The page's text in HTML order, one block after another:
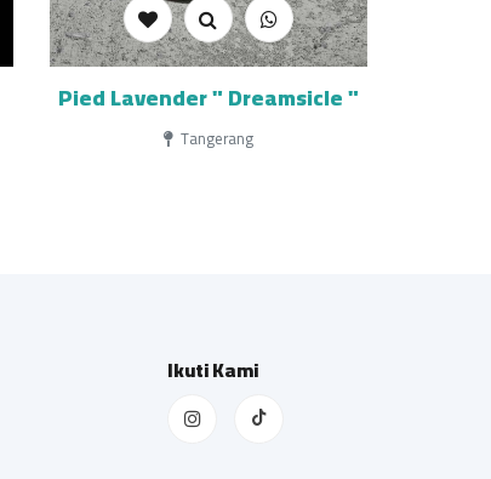
Pied Lavender " Dreamsicle "
Tangerang
Ikuti Kami